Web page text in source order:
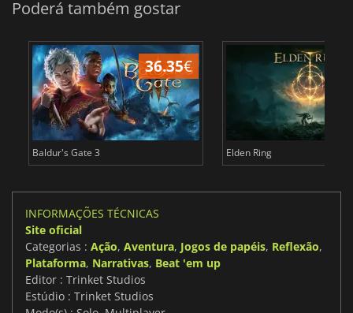
Poderá também gostar
36.35€
Baldur's Gate 3 Elden Ring
INFORMAÇÕES TÉCNICAS
Site oficial
Categorias : Ação, Aventura, Jogos de papéis, Reflexão,
Plataforma, Narrativas, Beat 'em up
Editor : Trinket Studios
Estúdio : Trinket Studios